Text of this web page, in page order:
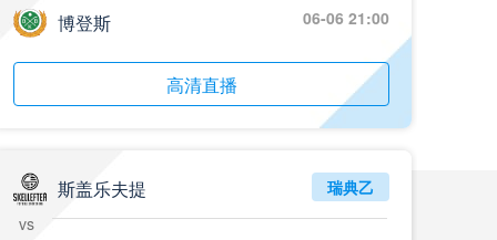
博登斯 06-06 21:00
高清直播
斯盖乐夫提
vs
瑞典乙